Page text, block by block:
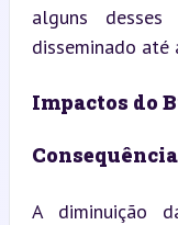
alguns desses
disseminado até
Impactos do
A diminuição